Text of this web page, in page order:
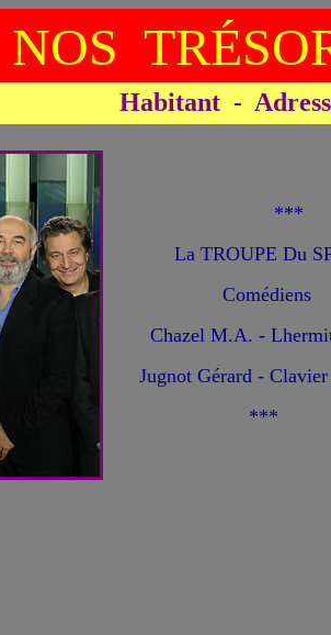
NOS
Habitant -
La TROUPE Du
Comédiens
Chazel M.A. -
Jugnot Gérard -
***